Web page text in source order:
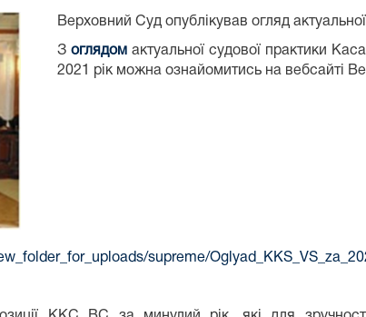
Верховний Суд опублікував огляд
З оглядомактуальної судової практики
2021 рік можна ознайомитись на вебсайті
supreme/